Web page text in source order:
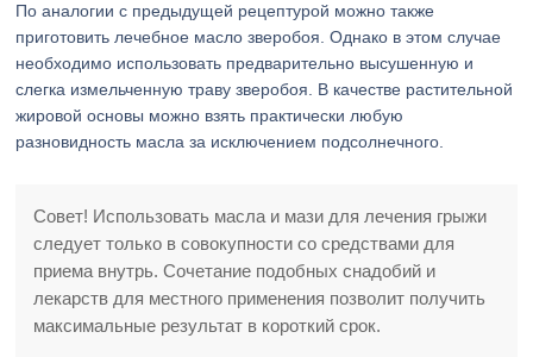
По аналогии с предыдущей рецептурой можно также
приготовить лечебное масло зверобоя. Однако в этом случае
необходимо использовать предварительно высушенную и
слегка измельченную траву зверобоя. В качестве растительной
жировой основы можно взять практически любую
разновидность масла за исключением подсолнечного.
Совет! Использовать масла и мази для лечения грыжи
следует только в совокупности со средствами для
приема внутрь. Сочетание подобных снадобий и
лекарств для местного применения позволит получить
максимальные результат в короткий срок.